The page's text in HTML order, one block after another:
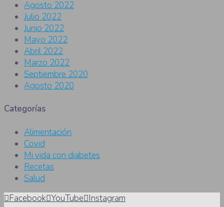
Agosto 2022
Julio 2022
Junio 2022
Mayo 2022
Abril 2022
Marzo 2022
Septiembre 2020
Agosto 2020
Categorías
Alimentación
Covid
Mi vida con diabetes
Recetas
Salud
Facebook YouTube Instagram